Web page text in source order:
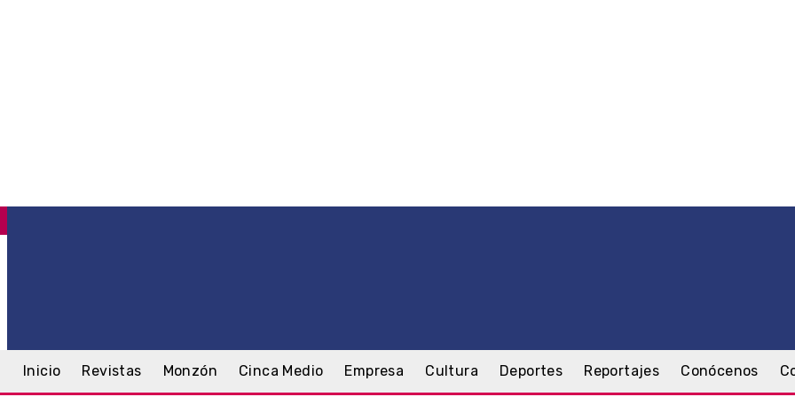
Inicio Revistas Monzón Cinca Medio Empresa Cultura Deportes Reportajes Conócenos